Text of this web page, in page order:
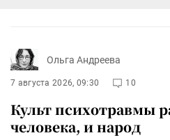
Ольга Андреева
7 августа 2026, 09:30 10
Культ психотравмы
человека, и народ